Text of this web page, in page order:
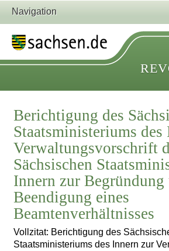
Navigation
Berichtigung des
Staatsministeriums des
Verwaltungsvorschrift
Sächsischen
Innern zur Begründung
Beendigung eines
Beamtenverhältnisses
Vollzitat: Berichtigung des
Staatsministeriums des Innern zur